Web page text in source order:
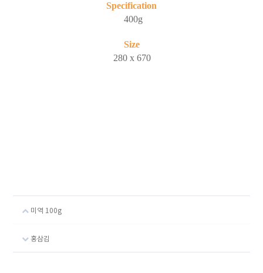
Specification
400g
Size
280 x 670
미역 100g
홍삼김